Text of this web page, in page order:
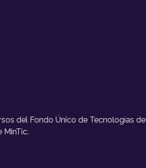
del Fondo Único de Tecnologías de
MinTic.